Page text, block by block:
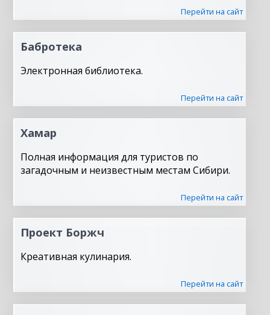
Перейти на сайт
Бабротека
Электронная библиотека.
Перейти на сайт
Хамар
Полная информация для туристов по
загадочным и неизвестным местам Сибири.
Перейти на сайт
Проект Боржч
Креативная кулинария.
Перейти на сайт